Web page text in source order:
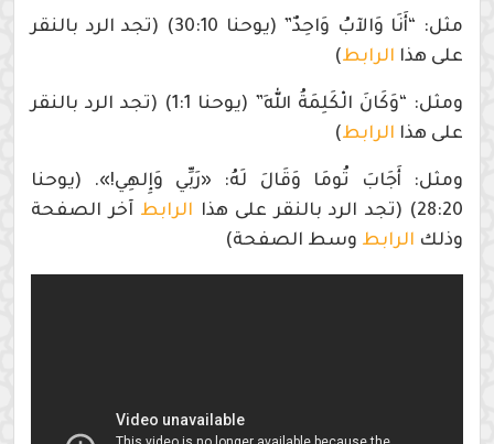
مثل: “أَنَا وَالآبُ وَاحِدٌ” (يوحنا 30:10) (تجد الرد بالنقر
على هذا الرابط)
ومثل: “وَكَانَ الْكَلِمَةُ اللهَ” (يوحنا 1:1) (تجد الرد بالنقر
على هذا الرابط)
ومثل: أَجَابَ تُومَا وَقَالَ لَهُ: «رَبِّي وَإِلهِي!». (يوحنا
28:20) (تجد الرد بالنقر على هذا
الرابط آخر الصفحة
وذلك الرابط وسط الصفحة)